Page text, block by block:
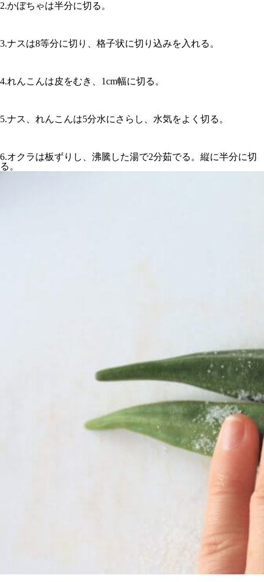
2.かぼちゃは半分に切る。
3.ナスは8等分に切り、格子状に切り込みを入れる。
4.れんこんは皮をむき、1cm幅に切る。
5.ナス、れんこんは5分水にさらし、水気をよく切る。
6.オクラは板ずりし、沸騰した湯で2分茹でる。縦に半分に切
る。